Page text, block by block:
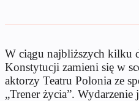
W ciągu najbliższych kilku
Konstytucji zamieni się w
aktorzy Teatru Polonia ze
„Trener życia”. Wydarzenie